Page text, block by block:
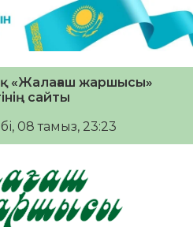
«Жалағаш жаршысы»
сайты
08 тамыз, 23:23